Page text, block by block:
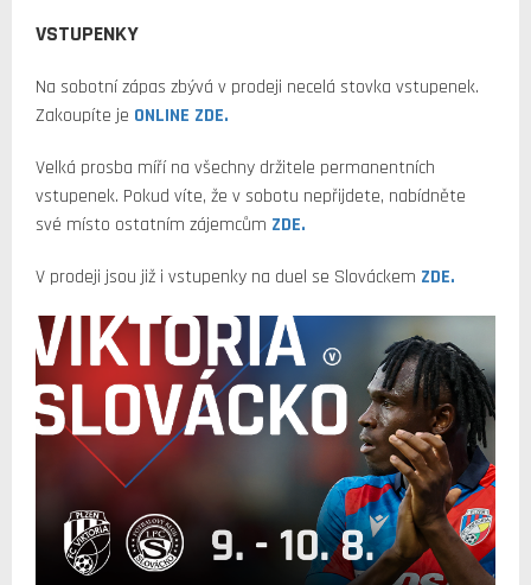
VSTUPENKY
Na sobotní zápas zbývá v prodeji necelá stovka vstupenek.
Zakoupíte je ONLINE ZDE.
Velká prosba míří na všechny držitele permanentních
vstupenek. Pokud víte, že v sobotu nepřijdete, nabídněte
své místo ostatním zájemcům ZDE.
V prodeji jsou již i vstupenky na duel se Slováckem ZDE.